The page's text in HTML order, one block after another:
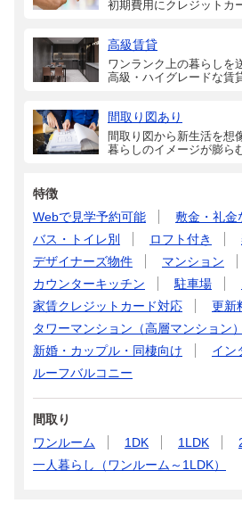
初期費用にクレジットカ
高級賃貸
ワンランク上の暮らしを
高級・ハイグレードな賃
間取り図あり
間取り図から新生活を想
暮らしのイメージが膨ら
特徴
Webで見学予約可能
敷金・礼金
バス・トイレ別
ロフト付き
デザイナーズ物件
マンション
カウンターキッチン
駐車場
家賃クレジットカード対応
更新
タワーマンション（高層マンション）
新婚・カップル・同棲向け
イン
ルーフバルコニー
間取り
ワンルーム
1DK 1LDK
一人暮らし（ワンルーム～1LDK）